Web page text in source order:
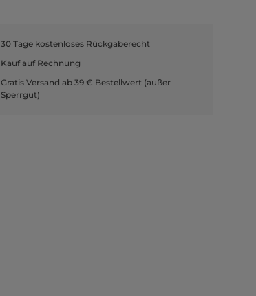
30 Tage kostenloses Rückgaberecht
Kauf auf Rechnung
Gratis Versand ab 39 € Bestellwert (außer
Sperrgut)